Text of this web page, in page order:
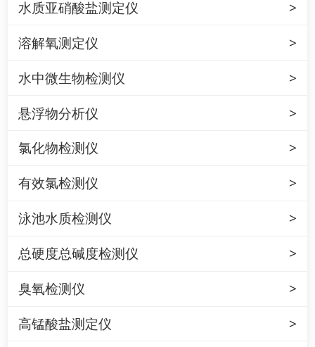
水质亚硝酸盐测定仪
溶解氧测定仪
水中微生物检测仪
悬浮物分析仪
氯化物检测仪
有效氯检测仪
泳池水质检测仪
总硬度总碱度检测仪
臭氧检测仪
高锰酸盐测定仪